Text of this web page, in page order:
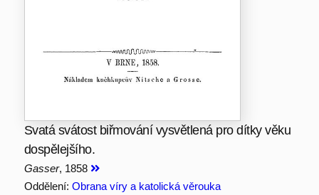
Svatá svátost biřmování vysvětlená pro dítky věku
dospělejšího.
Gasser, 1858
Oddělení: Obrana víry a katolická věrouka